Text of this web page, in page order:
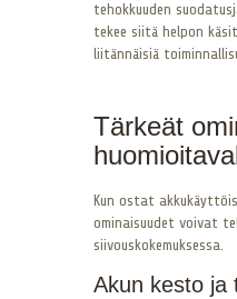
tehokkuuden
tekee siitä helpon
liitännäisiä
Tärkeät
Kun ostat
ominaisuudet voivat
siivouskokemuksessa.
Akun kesto ja